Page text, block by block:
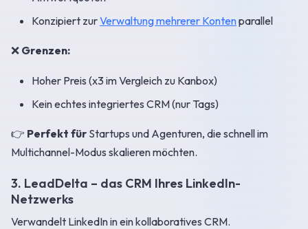
Konzipiert zurVerwaltung mehrerer Kontenparallel
❌ Grenzen:
Hoher Preis (x3 im Vergleich zu Kanbox)
Kein echtes integriertes CRM (nur Tags)
👉 Perfekt für Startups und Agenturen, die schnell im
Multichannel-Modus skalieren möchten.
3. LeadDelta – das CRM Ihres LinkedIn-
Netzwerks
Verwandelt LinkedIn in ein kollaboratives CRM.